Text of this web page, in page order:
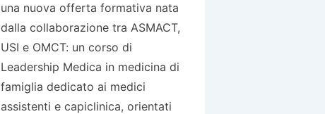
una nuova offerta formativa nata
dalla collaborazione tra ASMACT,
USI e OMCT: un corso di
Leadership Medica in medicina di
famiglia dedicato ai medici
assistenti e capiclinica, orientati